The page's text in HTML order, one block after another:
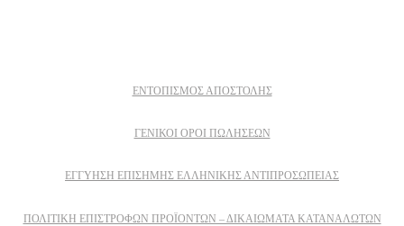
ΕΝΤΟΠΙΣΜΟΣ ΑΠΟΣΤΟΛΗΣ
ΓΕΝΙΚΟΙ ΟΡΟΙ ΠΩΛΗΣΕΩΝ
ΕΓΓΎΗΣΗ ΕΠΊΣΗΜΗΣ ΕΛΛΗΝΙΚΉΣ ΑΝΤΙΠΡΟΣΩΠΕΊΑΣ
ΠΟΛΙΤΙΚΉ ΕΠΙΣΤΡΟΦΏΝ ΠΡΟΪΌΝΤΩΝ – ΔΙΚΑΙΏΜΑΤΑ ΚΑΤΑΝΑΛΩΤΏΝ